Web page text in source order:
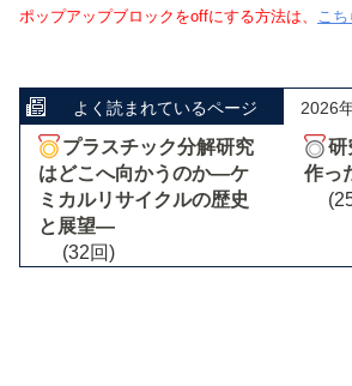
ポップアップブロックをoffにする方法は、 こち
よく読まれているページ 2026
プラスチック分解研究
はどこへ向かうのか―ケ
ミカルリサイクルの歴史
と展望―
(32回)
研
作っ